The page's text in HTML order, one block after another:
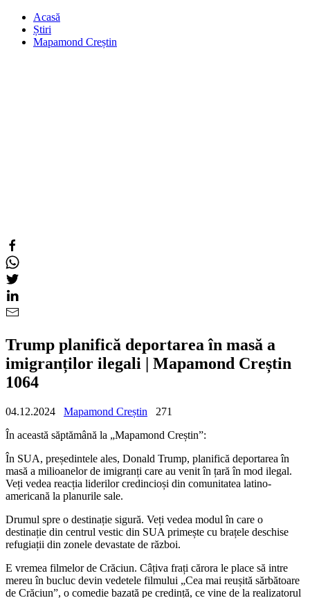
Acasă
Știri
Mapamond Creștin
Trump planifică deportarea în masă a
imigranților ilegali | Mapamond Creștin
1064
04.12.2024 Mapamond Creștin
271
În această săptămână la „Mapamond Creștin”:
În SUA, președintele ales, Donald Trump, planifică deportarea în
masă a milioanelor de imigranți care au venit în țară în mod ilegal.
Veți vedea reacția liderilor credincioși din comunitatea latino-
americană la planurile sale.
Drumul spre o destinație sigură. Veți vedea modul în care o
destinație din centrul vestic din SUA primește cu brațele deschise
refugiații din zonele devastate de război.
E vremea filmelor de Crăciun. Câțiva frați cărora le place să intre
mereu în bucluc devin vedetele filmului „Cea mai reușită sărbătoare
de Crăciun”, o comedie bazată pe credință, ce vine de la realizatorul